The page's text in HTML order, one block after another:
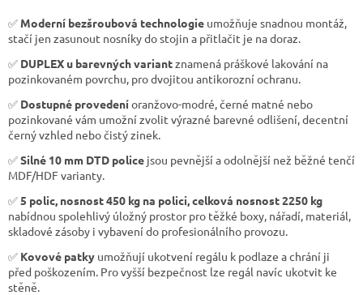
✅ Moderní bezšroubová technologie umožňuje snadnou montáž,
stačí jen zasunout nosníky do stojin a přitlačit je na doraz.
✅ DUPLEX u barevných variantznamená práškové lakování na
pozinkovaném povrchu, pro dvojitou antikorozní ochranu.
✅ Dostupné provedeníoranžovo-modré, černé matné nebo
pozinkované vám umožní zvolit výrazné barevné odlišení, decentní
černý vzhled nebo čistý zinek.
✅Silné 10 mm DTD police jsou pevnější a odolnější než běžné tenčí
MDF/HDF varianty.
✅5 polic, nosnost 450 kg na polici, celková nosnost 2250 kg
nabídnou spolehlivý úložný prostor pro těžké boxy, nářadí, materiál,
skladové zásoby i vybavení do profesionálního provozu.
✅ Kovové patky umožňují ukotvení regálu k podlaze a chrání ji
před poškozením. Pro vyšší bezpečnost lze regál navíc ukotvit ke
stěně.